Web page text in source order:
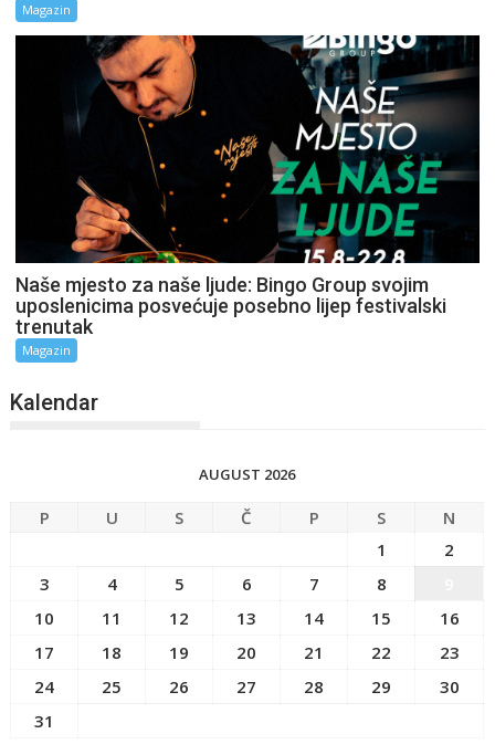
Magazin
Naše mjesto za naše ljude: Bingo Group svojim
uposlenicima posvećuje posebno lijep festivalski
trenutak
Magazin
Kalendar
AUGUST 2026
P U S Č P S
N
1
2
3
4 5 6 7 8
10
11 12 13 14 15
16
17
18 19 20 21 22
23
24
25 26 27 28 29
30
31